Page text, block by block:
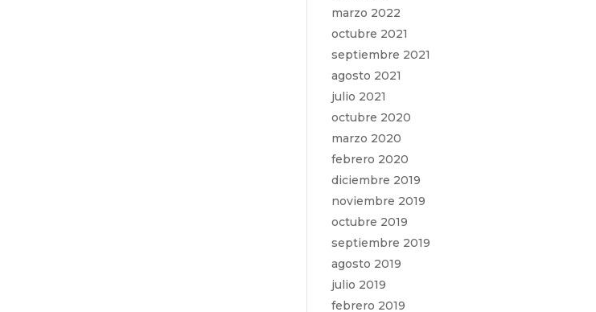
marzo 2022
octubre 2021
septiembre 2021
agosto 2021
julio 2021
octubre 2020
marzo 2020
febrero 2020
diciembre 2019
noviembre 2019
octubre 2019
septiembre 2019
agosto 2019
julio 2019
febrero 2019